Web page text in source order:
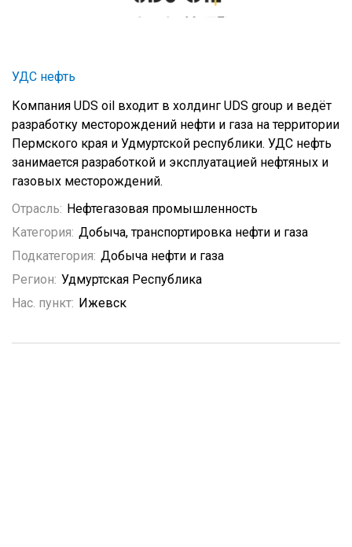
УДС нефть
Компания UDS oil входит в холдинг UDS group и ведёт
разработку месторождений нефти и газа на территории
Пермского края и Удмуртской республики. УДС нефть
занимается разработкой и эксплуатацией нефтяных и
газовых месторождений.
Отрасль: Нефтегазовая промышленность
Категория: Добыча, транспортировка нефти и газа
Подкатегория: Добыча нефти и газа
Регион: Удмуртская Республика
Нас. пункт: Ижевск